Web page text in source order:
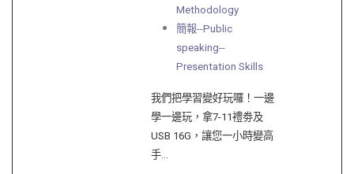
Methodology
簡報--Public
speaking--
Presentation Skills
我們把學習變好玩囉！一邊
學一邊玩，拿7-11禮劵及
USB 16G，讓您一小時變高
手…